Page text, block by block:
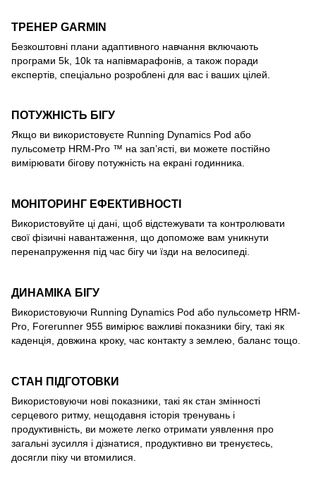
ТРЕНЕР GARMIN
Безкоштовні плани адаптивного навчання включають
програми 5k, 10k та напівмарафонів, а також поради
експертів, спеціально розроблені для вас і ваших цілей.
ПОТУЖНІСТЬ БІГУ
Якщо ви використовуєте Running Dynamics Pod або
пульсометр HRM-Pro ™ на зап’ясті, ви можете постійно
вимірювати бігову потужність на екрані годинника.
МОНІТОРИНГ ЕФЕКТИВНОСТІ
Використовуйте ці дані, щоб відстежувати та контролювати
свої фізичні навантаження, що допоможе вам уникнути
перенапруження під час бігу чи їзди на велосипеді.
ДИНАМІКА БІГУ
Використовуючи Running Dynamics Pod або пульсометр HRM-
Pro, Forerunner 955 вимірює важливі показники бігу, такі як
каденція, довжина кроку, час контакту з землею, баланс тощо.
СТАН ПІДГОТОВКИ
Використовуючи нові показники, такі як стан змінності
серцевого ритму, нещодавня історія тренувань і
продуктивність, ви можете легко отримати уявлення про
загальні зусилля і дізнатися, продуктивно ви тренуєтесь,
досягли піку чи втомилися.